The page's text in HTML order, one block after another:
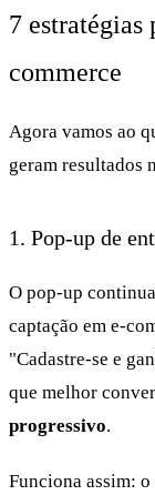
7 estratégias
commerce
Agora vamos ao
geram resultados
1. Pop-up de
O pop-up
captação em e-
"Cadastre-se e
que melhor
progressivo.
Funciona assim: